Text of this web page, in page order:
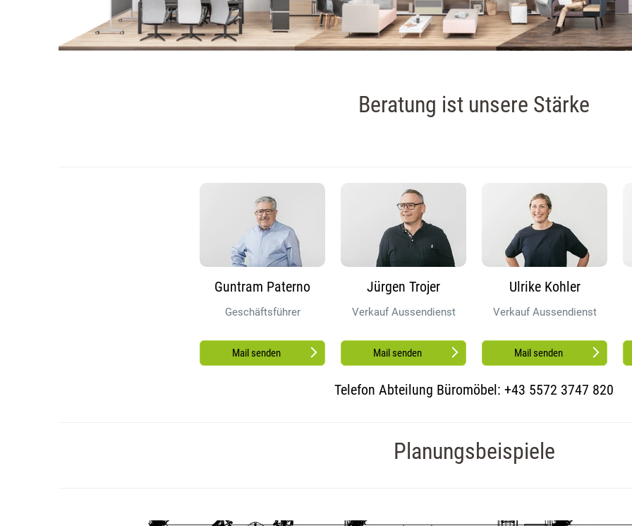
Beratung ist unsere Stärke
Guntram Paterno
Geschäftsführer
Mail senden
Jürgen Trojer
Verkauf Aussendienst
Mail senden
Ulrike Kohler
Verkauf Aussendienst
Mail senden
Telefon Abteilung Büromöbel: +43 5572 3747 820
Planungsbeispiele